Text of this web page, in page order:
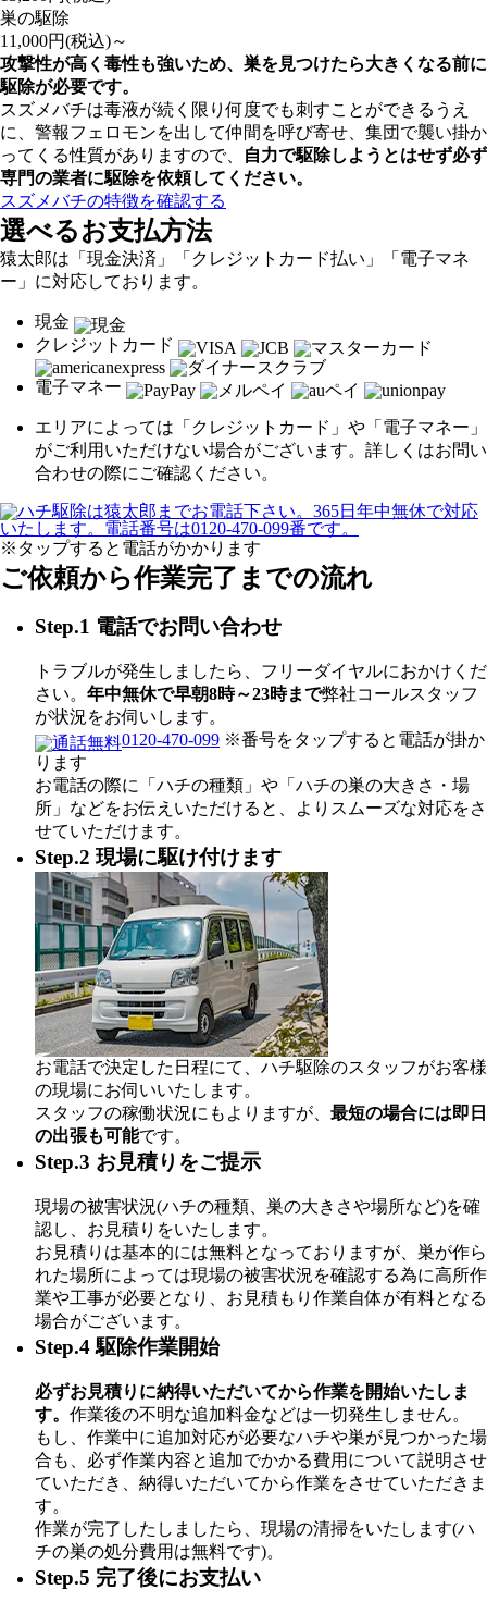
巣の駆除
11,000円(税込)～
攻撃性が高く毒性も強いため、巣を見つけたら大きくなる前に
駆除が必要です。
スズメバチは毒液が続く限り何度でも刺すことができるうえ
に、警報フェロモンを出して仲間を呼び寄せ、集団で襲い掛か
ってくる性質がありますので、
自力で駆除しようとはせず必ず
専門の業者に駆除を依頼してください。
スズメバチの特徴を確認する
選べるお支払方法
猿太郎は「現金決済」「クレジットカード払い」「電子マネ
ー」に対応しております。
現金
クレジットカード
電子マネー
エリアによっては「クレジットカード」や「電子マネー」
がご利用いただけない場合がございます。詳しくはお問い
合わせの際にご確認ください。
※タップすると電話がかかります
ご依頼から作業完了までの流れ
Step.1 電話でお問い合わせ
トラブルが発生しましたら、フリーダイヤルにおかけくだ
さい。 年中無休で早朝8時～23時まで弊社コールスタッフ
が状況をお伺いします。
0120-470-099 ※番号をタップすると電話が掛か
ります
お電話の際に「ハチの種類」や「ハチの巣の大きさ・場
所」などをお伝えいただけると、よりスムーズな対応をさ
せていただけます。
Step.2 現場に駆け付けます
お電話で決定した日程にて、ハチ駆除のスタッフがお客様
の現場にお伺いいたします。
スタッフの稼働状況にもよりますが、 最短の場合には即日
の出張も可能です。
Step.3 お見積りをご提示
現場の被害状況(ハチの種類、巣の大きさや場所など)を確
認し、お見積りをいたします。
お見積りは基本的には無料となっておりますが、巣が作ら
れた場所によっては現場の被害状況を確認する為に高所作
業や工事が必要となり、お見積もり作業自体が有料となる
場合がございます。
Step.4 駆除作業開始
必ずお見積りに納得いただいてから作業を開始いたしま
す。 作業後の不明な追加料金などは一切発生しません。
もし、作業中に追加対応が必要なハチや巣が見つかった場
合も、必ず作業内容と追加でかかる費用について説明させ
ていただき、納得いただいてから作業をさせていただきま
す。
作業が完了したしましたら、現場の清掃をいたします(ハ
チの巣の処分費用は無料です)。
Step.5 完了後にお支払い